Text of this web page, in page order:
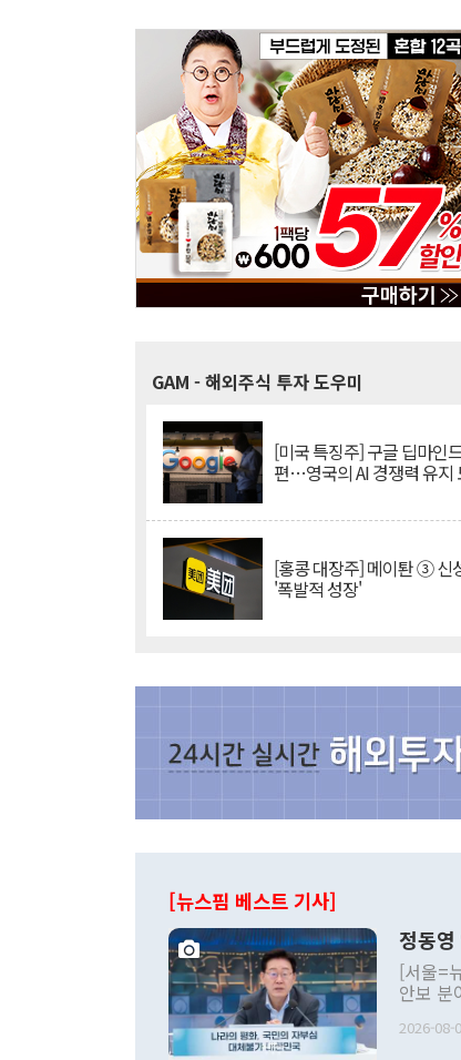
GAM - 해외주식 투자 도우미
[미국 특징주] 구글 딥마인
편…영국의 AI 경쟁력 유지
[홍콩 대장주] 메이퇀 ③ 신
'폭발적 성장'
[뉴스핌 베스트 기사]
정동
[서울=
안보 분
발언 중
2026-08-